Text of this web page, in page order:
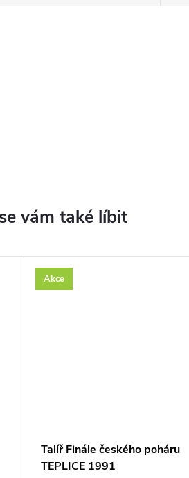
Akce
Talíř Finále českého poháru
TEPLICE 1991